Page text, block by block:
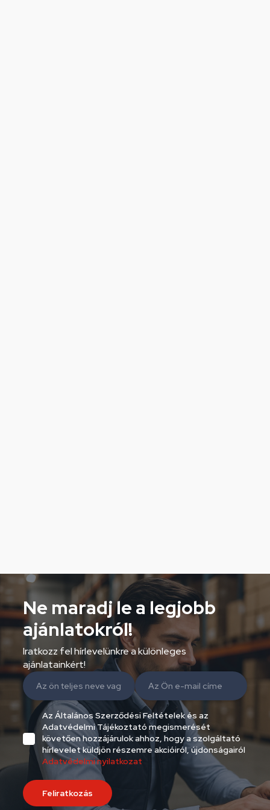
Ne maradj le a legjobb
ajánlatokról!
Iratkozz fel hírlevelünkre a különleges
ajánlatainkért!
Az Általános Szerződési Feltételek és az
Adatvédelmi Tájékoztató megismerését
követően hozzájárulok ahhoz, hogy a szolgáltató
hírlevelet küldjön részemre akcióiról, újdonságairól
Adatvédelmi nyilatkozat
Feliratkozás